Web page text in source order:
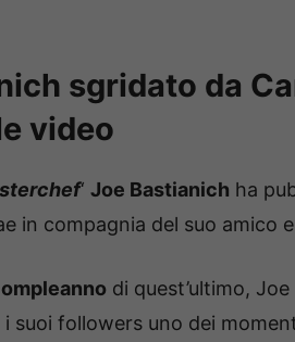
sgridato da
video
‘ Joe Bastianich ha
in compagnia del suo amico
di quest’ultimo,
suoi followers uno dei